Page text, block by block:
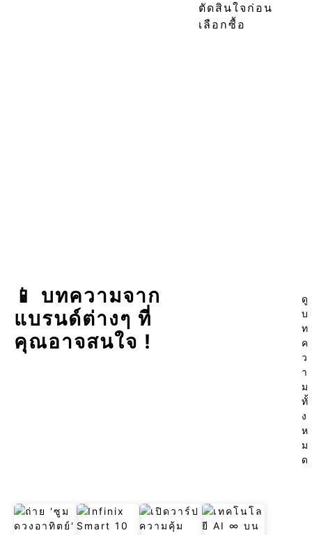
ตัดสินใจก่อน
เลือกซื้อ
📱 บทความจาก
แบรนด์ต่างๆ ที่
คุณอาจสนใจ !
ดู
บ
ท
ค
ว
า
ม
ทั้
ง
ห
ม
ด